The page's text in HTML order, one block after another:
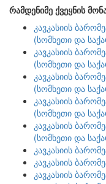
რამდენიმე ქვეყნის
კავკასიის
(სომხეთი და
კავკასიის
(სომხეთი და
კავკასიის
(სომხეთი და
კავკასიის
(სომხეთი და
კავკასიის
(სომხეთი და
კავკასიის
კავკასიის
კავკასიის